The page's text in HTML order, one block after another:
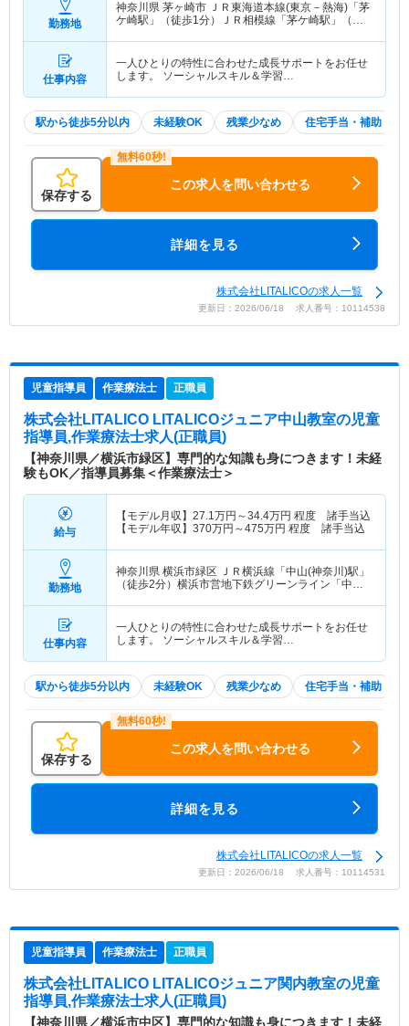
勤務地
神奈川県 茅ヶ崎市 ＪＲ東海道本線(東京－熱海)「茅
ケ崎駅」（徒歩1分）ＪＲ相模線「茅ケ崎駅」（徒
仕事内容
一人ひとりの特性に合わせた成長サポートをお任せ
します。 ソーシャルスキル＆学習…
駅から徒歩5分以内 未経験OK 残業少なめ 住宅手当・補助
保存する
この求人を問い合わせる
詳細を見る
株式会社LITALICOの求人一覧
更新日：2026/06/18 求人番号：10114538
児童指導員 作業療法士 正職員
株式会社LITALICO LITALICOジュニア中山教室の児童
指導員,作業療法士求人(正職員)
【神奈川県／横浜市緑区】専門的な知識も身につきます！未経
験もOK／指導員募集＜作業療法士＞
給与
【モデル月収】 27.1万円～34.4万円 程度 諸手当込
【モデル年収】 370万円～475万円 程度 諸手当込
勤務地
神奈川県 横浜市緑区 ＪＲ横浜線「中山(神奈川)駅」
（徒歩2分）横浜市営地下鉄グリーンライン「中山
仕事内容
一人ひとりの特性に合わせた成長サポートをお任せ
します。 ソーシャルスキル＆学習…
駅から徒歩5分以内 未経験OK 残業少なめ 住宅手当・補助
保存する
この求人を問い合わせる
詳細を見る
株式会社LITALICOの求人一覧
更新日：2026/06/18 求人番号：10114531
児童指導員 作業療法士 正職員
株式会社LITALICO LITALICOジュニア関内教室の児童
指導員,作業療法士求人(正職員)
【神奈川県／横浜市中区】専門的な知識も身につきます！未経